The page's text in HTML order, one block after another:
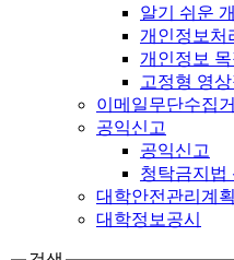
알기 쉬운
개인정보처
개인정보
고정형 영
이메일무단수집
공익신고
공익신고
청탁금지법
대학안전관리계획
대학정보공시